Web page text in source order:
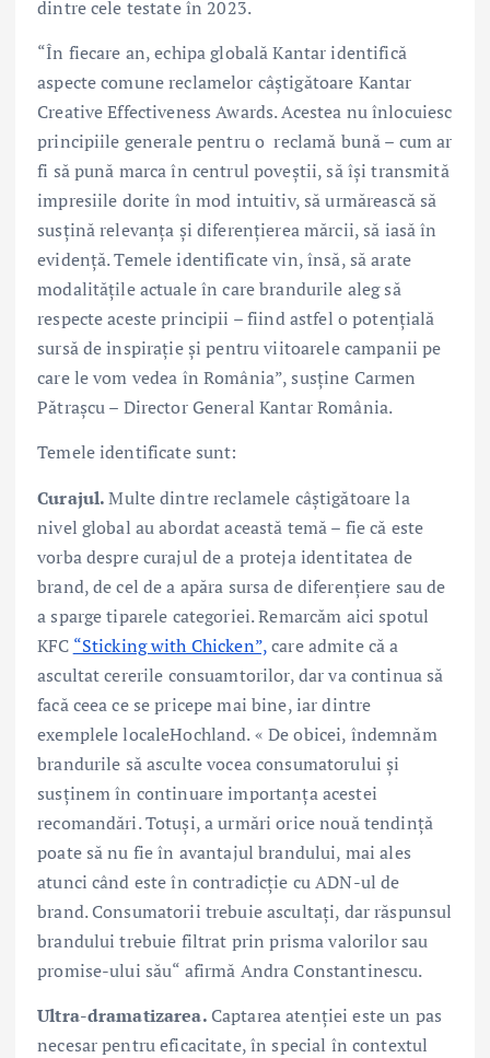
dintre cele testate în 2023.
“În fiecare an, echipa globală Kantar identifică
aspecte comune reclamelor câștigătoare Kantar
Creative Effectiveness Awards. Acestea nu înlocuiesc
principiile generale pentru o reclamă bună – cum ar
fi să pună marca în centrul poveștii, să își transmită
impresiile dorite în mod intuitiv, să urmărească să
susțină relevanța și diferențierea mărcii, să iasă în
evidență. Temele identificate vin, însă, să arate
modalitățile actuale în care brandurile aleg să
respecte aceste principii – fiind astfel o potențială
sursă de inspirație și pentru viitoarele campanii pe
care le vom vedea în România”, susține Carmen
Pătrașcu – Director General Kantar România.
Temele identificate sunt:
Curajul.Multe dintre reclamele câștigătoare la
nivel global au abordat această temă – fie că este
vorba despre curajul de a proteja identitatea de
brand, de cel de a apăra sursa de diferențiere sau de
a sparge tiparele categoriei. Remarcăm aici spotul
KFC “Sticking with Chicken”,care admite că a
ascultat cererile consuamtorilor, dar va continua să
facă ceea ce se pricepe mai bine, iar dintre
exemplele localeHochland. « De obicei, îndemnăm
brandurile să asculte vocea consumatorului și
susținem în continuare importanța acestei
recomandări. Totuși, a urmări orice nouă tendință
poate să nu fie în avantajul brandului, mai ales
atunci când este în contradicție cu ADN-ul de
brand. Consumatorii trebuie ascultați, dar răspunsul
brandului trebuie filtrat prin prisma valorilor sau
promise-ului său“ afirmă Andra Constantinescu.
Ultra-dramatizarea. Captarea atenției este un pas
necesar pentru eficacitate, în special în contextul